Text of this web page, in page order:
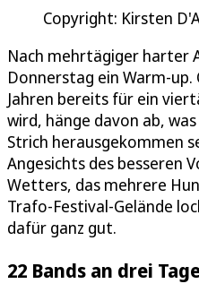
Copyright: Kirsten
Nach mehrtägiger harter
Donnerstag ein Warm-up.
Jahren bereits für ein
wird, hänge davon ab,
Strich herausgekommen
Angesichts des besseren
Wetters, das mehrere
Trafo-Festival-Gelände
dafür ganz gut.
22 Bands an drei